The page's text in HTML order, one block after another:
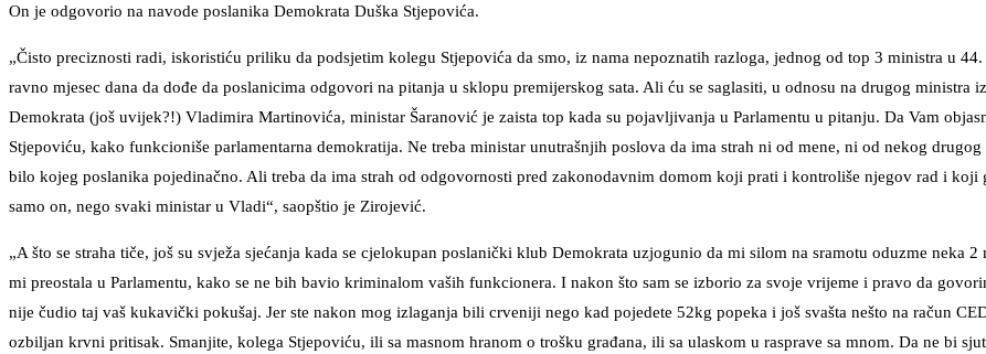
On je odgovorio na navode poslanika Demokrata Duška Stjepovića.
„Čisto preciznosti radi, iskoristiću priliku da podsjetim kolegu Stjepovića da smo, iz nama nepoznatih razloga, jednog od top 3 ministra u
ravno mjesec dana da dođe da poslanicima odgovori na pitanja u sklopu premijerskog sata. Ali ću se saglasiti, u odnosu na drugog ministra
Demokrata (još uvijek?!) Vladimira Martinovića, ministar Šaranović je zaista top kada su pojavljivanja u Parlamentu u pitanju. Da Vam
Stjepoviću, kako funkcioniše parlamentarna demokratija. Ne treba ministar unutrašnjih poslova da ima strah ni od mene, ni od nekog
bilo kojeg poslanika pojedinačno. Ali treba da ima strah od odgovornosti pred zakonodavnim domom koji prati i kontroliše njegov rad i koji
samo on, nego svaki ministar u Vladi“, saopštio je Zirojević.
„A što se straha tiče, još su svježa sjećanja kada se cjelokupan poslanički klub Demokrata uzjogunio da mi silom na sramotu oduzme neka 2
mi preostala u Parlamentu, kako se ne bih bavio kriminalom vaših funkcionera. I nakon što sam se izborio za svoje vrijeme i pravo da
nije čudio taj vaš kukavički pokušaj. Jer ste nakon mog izlaganja bili crveniji nego kad pojedete 52kg popeka i još svašta nešto na račun
ozbiljan krvni pritisak. Smanjite, kolega Stjepoviću, ili sa masnom hranom o trošku građana, ili sa ulaskom u rasprave sa mnom. Da ne bi